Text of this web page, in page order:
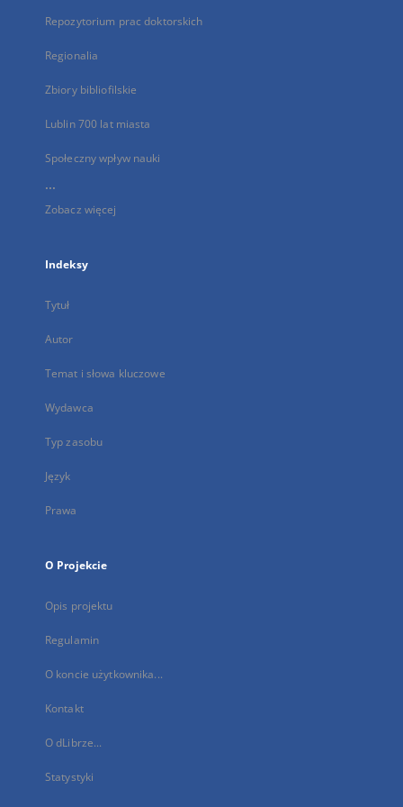
Repozytorium prac doktorskich
Regionalia
Zbiory bibliofilskie
Lublin 700 lat miasta
Społeczny wpływ nauki
...
Zobacz więcej
Indeksy
Tytuł
Autor
Temat i słowa kluczowe
Wydawca
Typ zasobu
Język
Prawa
O Projekcie
Opis projektu
Regulamin
O koncie użytkownika...
Kontakt
O dLibrze...
Statystyki